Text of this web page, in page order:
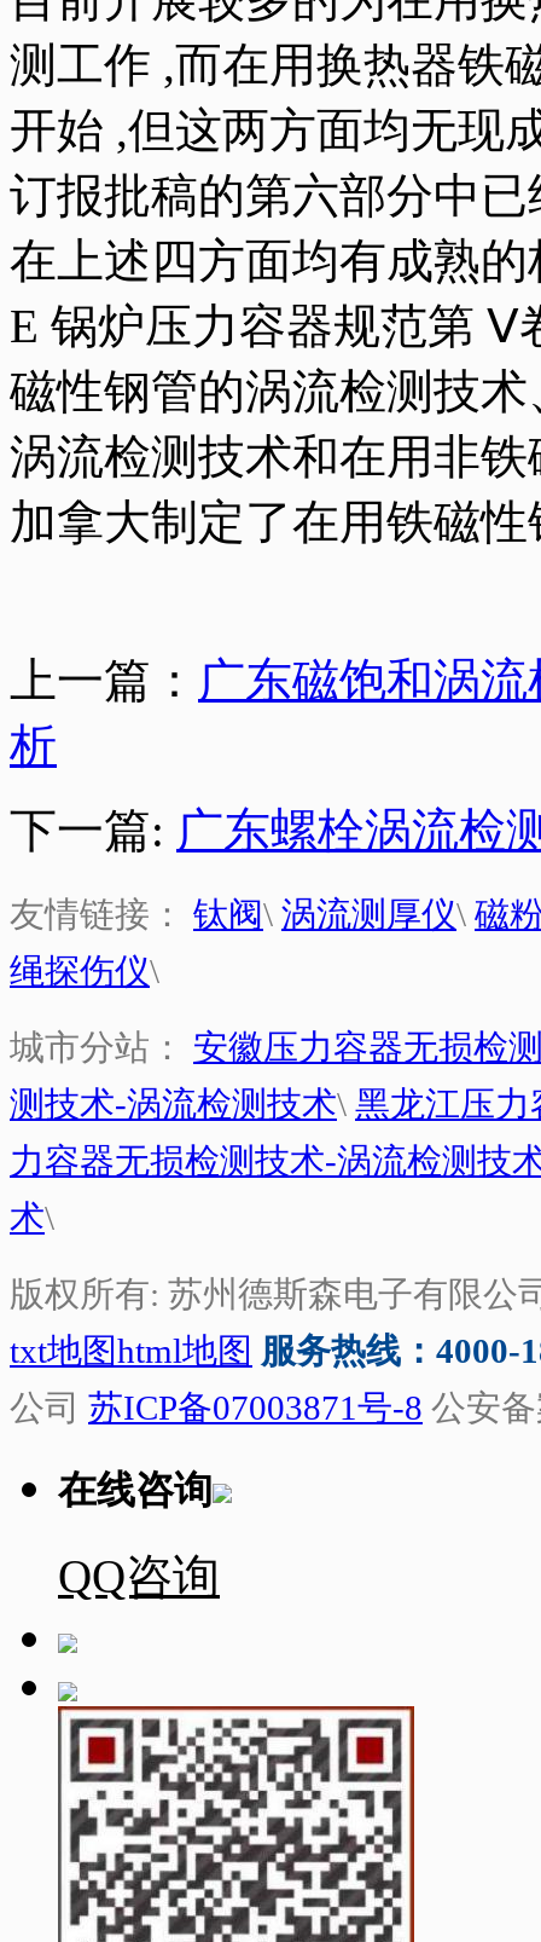
测工作 ,而在用换热器铁
开始 ,但这两方面均无现
订报批稿的第六部分中
在上述四方面均有成熟
E 锅炉压力容器规范第 Ⅴ
磁性钢管的涡流检测技
涡流检测技术和在用非
加拿大制定了在用铁磁
上一篇： 广东磁饱和涡
析
下一篇: 广东螺栓涡流检
友情链接： 钛阀\ 涡流测厚仪\ 磁
绳探伤仪\
城市分站： 安徽压力容器无损检
测技术-涡流检测技术\ 黑龙江压
力容器无损检测技术-涡流检测技
术\
版权所有: 苏州德斯森电子有限公
txt地图html地图 服务热线：4000-
公司 苏ICP备07003871号-8 公安
在线咨询
QQ咨询